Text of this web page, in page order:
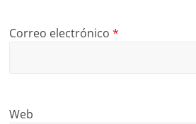
Correo electrónico*
Web